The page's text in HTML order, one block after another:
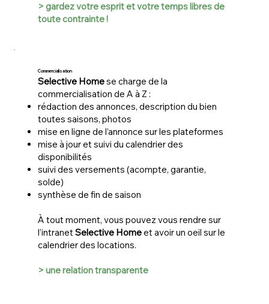
> gardez votre esprit et votre temps libres de
toute contrainte !
Commercialisation
Selective Homese charge de la
commercialisation de A à Z :
rédaction des annonces, description du bien
toutes saisons, photos
mise en ligne de l’annonce sur les plateformes
mise à jour et suivi du calendrier des
disponibilités
suivi des versements (acompte, garantie,
solde)
synthèse de fin de saison
À tout moment, vous pouvez vous rendre sur
l’intranetSelective Homeet avoir un oeil sur le
calendrier des locations.
> une relation transparente